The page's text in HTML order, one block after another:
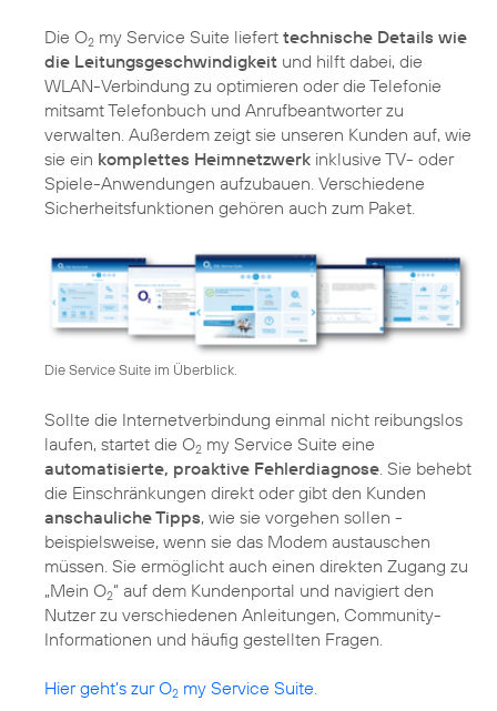
Die O2 my Service Suite liefert technische Details wie
die Leitungsgeschwindigkeit und hilft dabei, die
WLAN-Verbindung zu optimieren oder die Telefonie
mitsamt Telefonbuch und Anrufbeantworter zu
verwalten. Außerdem zeigt sie unseren Kunden auf, wie
sie ein komplettes Heimnetzwerk inklusive TV- oder
Spiele-Anwendungen aufzubauen. Verschiedene
Sicherheitsfunktionen gehören auch zum Paket.
Die Service Suite im Überblick.
Sollte die Internetverbindung einmal nicht reibungslos
laufen, startet die O2 my Service Suite eine
automatisierte, proaktive Fehlerdiagnose. Sie behebt
die Einschränkungen direkt oder gibt den Kunden
anschauliche Tipps, wie sie vorgehen sollen -
beispielsweise, wenn sie das Modem austauschen
müssen. Sie ermöglicht auch einen direkten Zugang zu
„Mein O2“ auf dem Kundenportal und navigiert den
Nutzer zu verschiedenen Anleitungen, Community-
Informationen und häufig gestellten Fragen.
Hier geht’s zur O2 my Service Suite.